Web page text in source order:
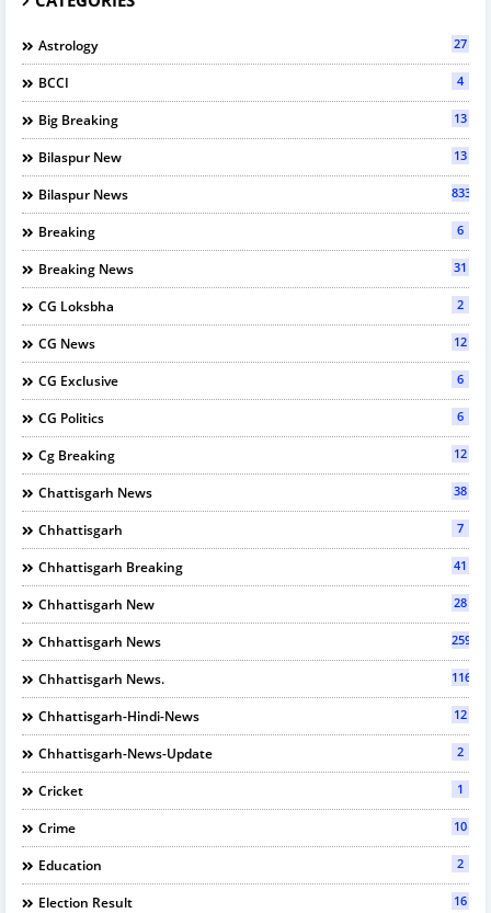
Astrology 27
BCCI 4
Big Breaking 13
Bilaspur New 13
Bilaspur News 833
Breaking 6
Breaking News 31
CG Loksbha 2
CG News 12
CG Exclusive 6
CG Politics 6
Cg Breaking 12
Chattisgarh News 38
Chhattisgarh 7
Chhattisgarh Breaking 41
Chhattisgarh New 28
Chhattisgarh News 2595
Chhattisgarh News. 116
Chhattisgarh-Hindi-News 12
Chhattisgarh-News-Update 2
Cricket 1
Crime 10
Education 2
Election Result 16